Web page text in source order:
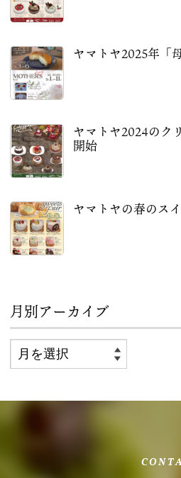
ヤマトヤ2025年「
ヤマトヤ2024のク
開始
ヤマトヤの春のス
月別アーカイブ